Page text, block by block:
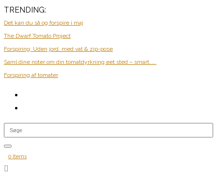
TRENDING:
Det kan du så og forspire i maj
The Dwarf Tomato Project
Forspiring: Uden jord, med vat & zip-pose
Saml dine noter om din tomatdyrkning eet sted – smart, ...
Forspiring af tomater
0 Items
